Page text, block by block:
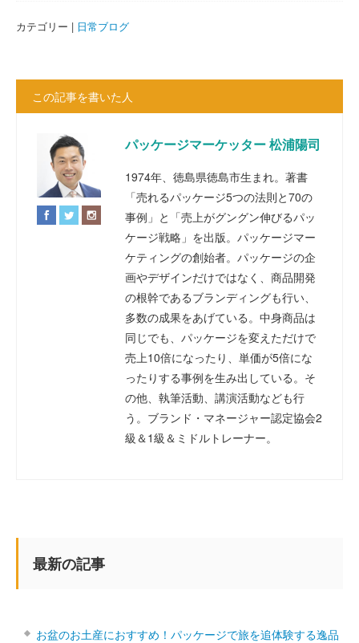
カテゴリー | 日常ブログ
この記事を書いた人
パッケージマーケッター 松浦陽司
1974年、徳島県徳島市生まれ。著書
「売れるパッケージ5つの法則と70の
事例」と「売上がグングン伸びるパッ
ケージ戦略」を出版。パッケージマー
ケティングの創始者。パッケージの企
画やデザインだけではなく、商品開発
の根幹であるブランディングも行い、
多数の成果をあげている。中身商品は
同じでも、パッケージを変えただけで
売上10倍になったり、単価が5倍にな
ったりする事例を生み出している。そ
の他、執筆活動、講演活動なども行
う。ブランド・マネージャー認定協会2
級＆1級＆ミドルトレーナー。
最新の記事
お盆のお土産におすすめ！パッケージで旅を追体験する逸品